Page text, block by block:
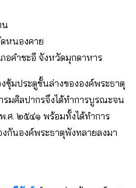
น
หนองคาย
อคําชะอี จังหวัดมุกดาหาร
ซุ้มประตูชั้นล่างขององค์พระธาตุ
รมศิลปากรจึงได้ทําการบูรณะจน
.ศ. ๒๕๔๑ พร้อมทั้งได้ทําการ
กันองค์พระธาตุพังทลายลงมา